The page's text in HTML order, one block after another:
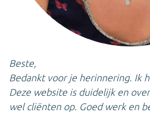
Beste,
Bedankt voor je herinnering. Ik
Deze website is duidelijk en
wel cliënten op. Goed werk en